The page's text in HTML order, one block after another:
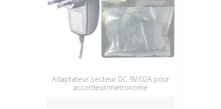
Adaptateur secteur DC 9V/02A pour
accordeur/métronome